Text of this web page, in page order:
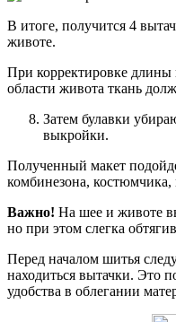
В итоге, получится 4
животе.
При корректировке длины
области живота ткань
Затем булавки
выкройки.
Полученный макет
комбинезона,
Важно! На шее и животе
но при этом слегка
Перед началом шитья
находиться вытачки. Это
удобства в облегании